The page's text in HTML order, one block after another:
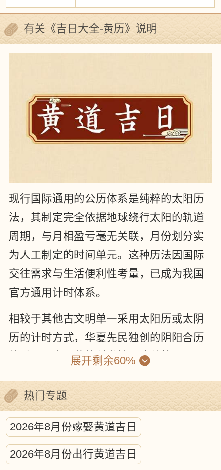
有关《吉日大全-黄历》说明
现行国际通用的公历体系是纯粹的太阳历
法，其制定完全依据地球绕行太阳的轨道
周期，与月相盈亏毫无关联，月份划分实
为人工制定的时间单元。这种历法因国际
交往需求与生活便利性考量，已成为我国
官方通用计时体系。
相较于其他古文明单一采用太阳历或太阴
历的计时方式，华夏先民独创的阴阳合历
体系展现出显著的科学性。这种将日月运
严谨的天文观测水平，更彰显了古代科学
研究的求真精神。
古代历法体系蕴含着复杂的天体运行计
算，涵盖日月及五大行星的轨道测算、昼
展开剩余60%
热门专题
2026年8月份嫁娶黄道吉日
2026年8月份出行黄道吉日